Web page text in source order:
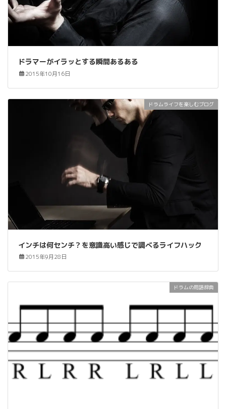
ドラマーがイラッとする瞬間あるある
2015年10月16日
ドラムライフを楽しむブログ
インチは何センチ？を意識高い感じで調べるライフハック
2015年9月28日
ドラムの用語辞典